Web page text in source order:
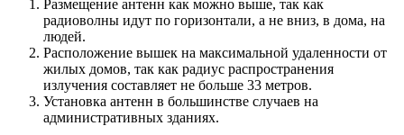
Размещение антенн как можно выше, так как
радиоволны идут по горизонтали, а не вниз, в дома, на
людей.
Расположение вышек на максимальной удаленности от
жилых домов, так как радиус распространения
излучения составляет не больше 33 метров.
Установка антенн в большинстве случаев на
административных зданиях.